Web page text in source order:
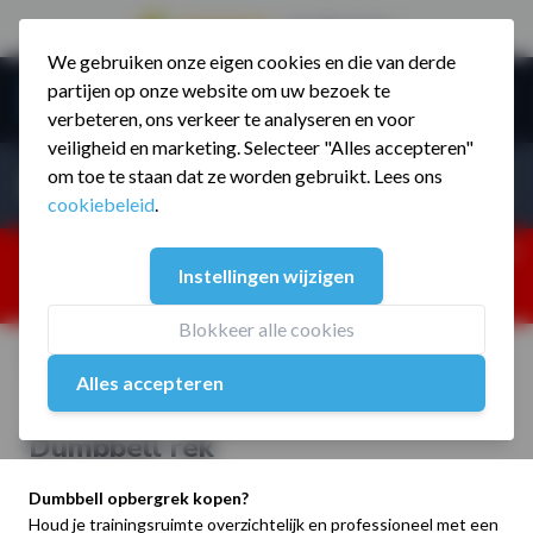
We gebruiken onze eigen cookies en die van derde
partijen op onze website om uw bezoek te
verbeteren, ons verkeer te analyseren en voor
veiligheid en marketing. Selecteer "Alles accepteren"
om toe te staan dat ze worden gebruikt. Lees ons
cookiebeleid.
Instellingen wijzigen
Blokkeer alle cookies
Alles accepteren
Ga naar de inhoud
Menu
Producten zoeken...
25% korting ivm vakantiesluiting. Gebruik code:
ZOMERMP. muv vloeren, fitnesstoestellen, boksartikelen,
zakelijk en dealer inlog. Verzending vanaf 19 aug.
Home / Assortiment / Opbergsystemen / Opbergrekken
Dumbbell rek
Dumbbell rek
Dumbbell opbergrek kopen?
Houd je trainingsruimte overzichtelijk en professioneel met een